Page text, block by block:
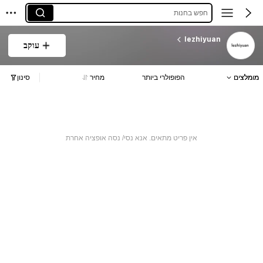
חפש בחנות
lezhiyuan
עוקב
מומלצים הפופולרי ביותר מחיר סינון
אין פריט מתאים. אנא נסי/ נסה אופציה אחרת